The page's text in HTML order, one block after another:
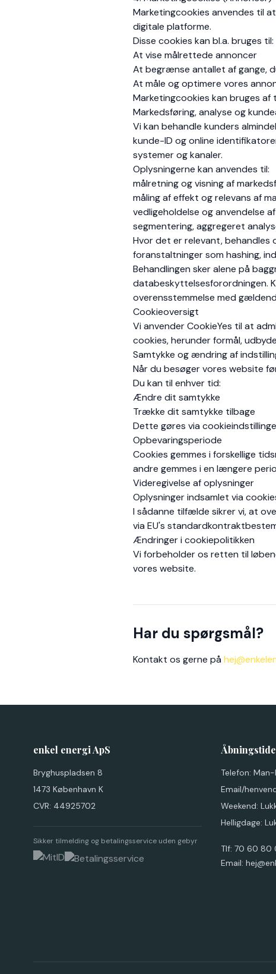
Marketingcookies anvendes til
digitale platforme.
Disse cookies kan bl.a. bruges til:
At vise målrettede annoncer
At begrænse antallet af gange,
At måle og optimere vores
Marketingcookies kan bruges
Markedsføring, analyse og
Vi kan behandle kunders
kunde-ID og online
systemer og kanaler.
Oplysningerne kan anvendes til:
målretning og visning af
måling af effekt og relevans af
vedligeholdelse og anvendelse
segmentering, aggregeret
Hvor det er relevant, behandles
foranstaltninger som hashing,
Behandlingen sker alene på
databeskyttelsesforordningen.
overensstemmelse med
Cookieoversigt
Vi anvender CookieYes til at
cookies, herunder formål,
Samtykke og ændring af
Når du besøger vores website
Du kan til enhver tid:
Ændre dit samtykke
Trække dit samtykke tilbage
Dette gøres via
Opbevaringsperiode
Cookies gemmes i forskellige
andre gemmes i en længere
Videregivelse af oplysninger
Oplysninger indsamlet via
I sådanne tilfælde sikrer vi, at
via EU's
Ændringer i cookiepolitikken
Vi forbeholder os retten til
vores website.
Har du spørgsmål?
Kontakt os gerne på
enkel energi ApS
Bryghuspladsen 8
1473 København K
CVR: 44925702
Sikker tilmelding og betalingsservice uden gebyr
Telefon:
Email/
Weekend:
Helligdage:
Tlf: 70 60 80
Email: